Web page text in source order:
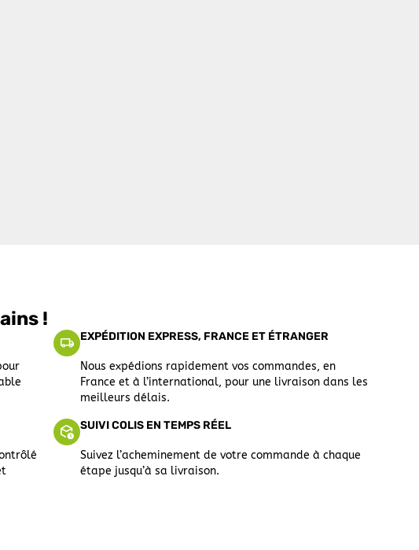
!
EXPÉDITION EXPRESS, FRANCE ET ÉTRANGER
Nous expédions rapidement vos commandes, en
France et à l’international, pour une livraison dans les
meilleurs délais.
SUIVI COLIS EN TEMPS RÉEL
Suivez l’acheminement de votre commande à chaque
étape jusqu’à sa livraison.